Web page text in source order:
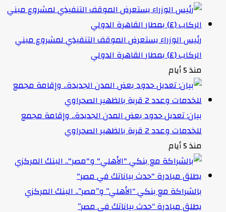
رئيس الوزراء يستعرض الموقف التنفيذي لمشروع مبني
الركاب (٤) بمطار القاهرة الدولي
منذ 5 أيام
بيان: تعديل حدود بعض المدن الجديدة.. وإقامة مجمع
للخدمات وعدد 2 قرية بالظهير الصحراوي
منذ 5 أيام
بالشراكة مع بنكي “الأهلي” و”مصر”.. البنك المركزي
يطلق مبادرة “حدث بياناتك في مصر”